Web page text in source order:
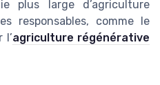
plus large d’agriculture
responsables, comme le
l’agriculture régénérative